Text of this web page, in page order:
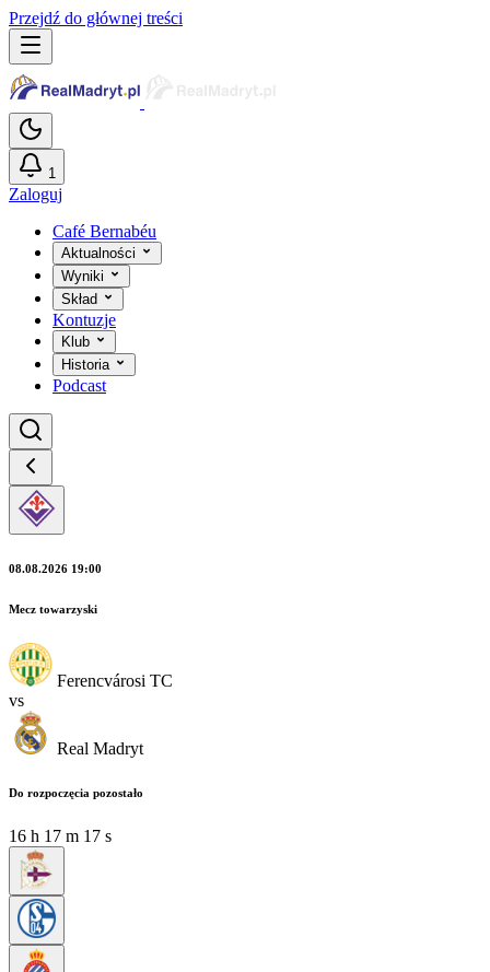
Przejdź do głównej treści
1
Zaloguj
Café Bernabéu
Aktualności
Wyniki
Skład
Kontuzje
Klub
Historia
Podcast
08.08.2026 19:00
Mecz towarzyski
Ferencvárosi TC
vs
Real Madryt
Do rozpoczęcia pozostało
16 h 17 m 15 s